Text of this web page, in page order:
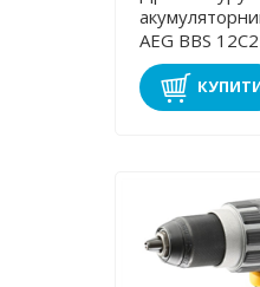
AEG BBS
4935451111